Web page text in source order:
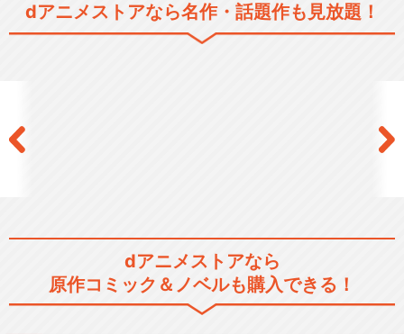
dアニメストアなら名作・話題作も見放題！
dアニメストアなら
原作コミック＆ノベルも購入できる！